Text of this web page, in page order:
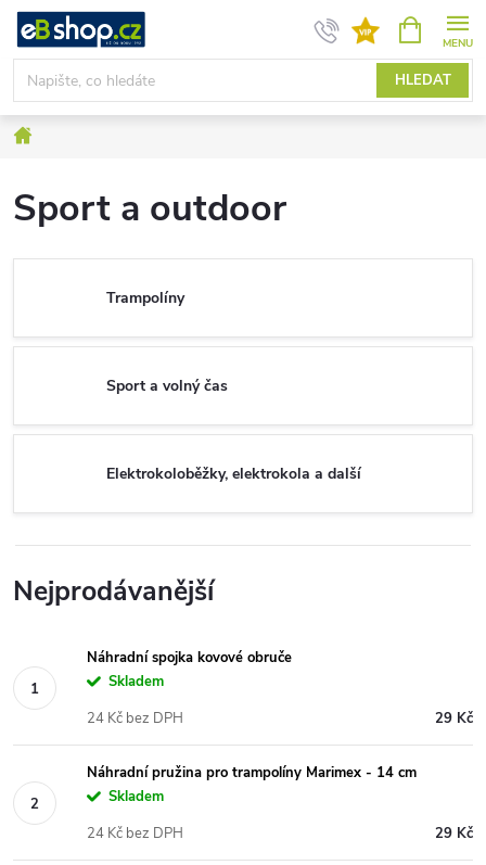
Přejít
obsah
HLEDAT
NÁKUPNÍ
KOŠÍK
Sport a outdoor
Trampolíny
Sport a volný čas
Elektrokoloběžky, elektrokola a další
Nejprodávanější
Náhradní spojka kovové obruče
Skladem
29 Kč
24 Kč bez DPH
Náhradní pružina pro trampolíny Marimex - 14 cm
Skladem
29 Kč
24 Kč bez DPH